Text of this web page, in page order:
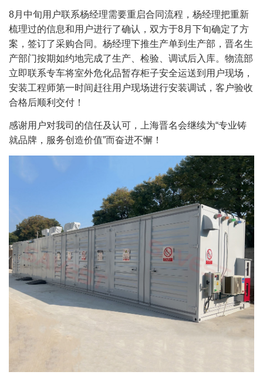
8月中旬用户联系杨经理需要重启合同流程，杨经理把重新
梳理过的信息和用户进行了确认，双方于8月下旬确定了方
案，签订了采购合同。杨经理下推生产单到生产部，晋名生
产部门按期如约地完成了生产、检验、调试后入库。物流部
立即联系专车将室外危化品暂存柜子安全运送到用户现场，
安装工程师第一时间赶往用户现场进行安装调试，客户验收
合格后顺利交付！
感谢用户对我司的信任及认可，上海晋名会继续为“专业铸
就品牌，服务创造价值”而奋进不懈！